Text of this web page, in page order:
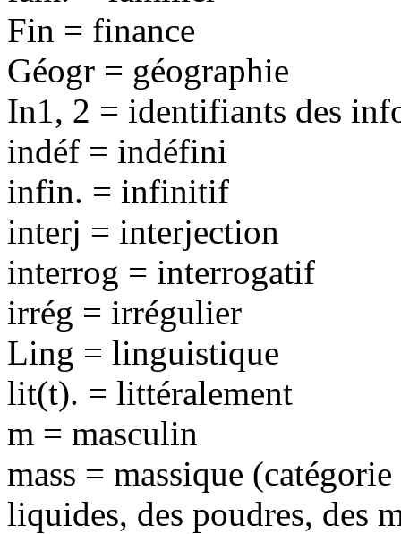
Fin = finance
Géogr = géographie
In1, 2 = identifiants des
indéf = indéfini
infin. = infinitif
interj = interjection
interrog = interrogatif
irrég = irrégulier
Ling = linguistique
lit(t). = littéralement
m = masculin
mass = massique
liquides, des poudres, des